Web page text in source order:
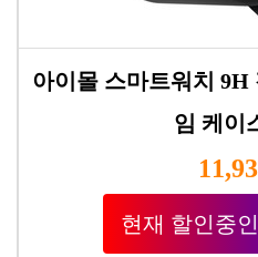
아이몰 스마트워치 9H
임 케이
현재 할인중